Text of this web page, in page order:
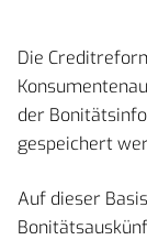
Die
der
gespeichert
Auf dieser